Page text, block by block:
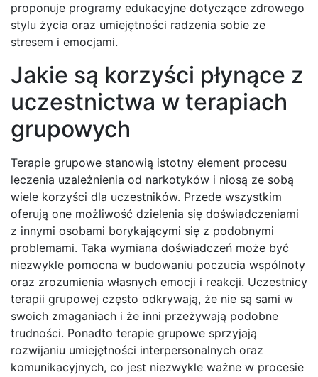
proponuje programy edukacyjne dotyczące zdrowego
stylu życia oraz umiejętności radzenia sobie ze
stresem i emocjami.
Jakie są korzyści płynące z
uczestnictwa w terapiach
grupowych
Terapie grupowe stanowią istotny element procesu
leczenia uzależnienia od narkotyków i niosą ze sobą
wiele korzyści dla uczestników. Przede wszystkim
oferują one możliwość dzielenia się doświadczeniami
z innymi osobami borykającymi się z podobnymi
problemami. Taka wymiana doświadczeń może być
niezwykle pomocna w budowaniu poczucia wspólnoty
oraz zrozumienia własnych emocji i reakcji. Uczestnicy
terapii grupowej często odkrywają, że nie są sami w
swoich zmaganiach i że inni przeżywają podobne
trudności. Ponadto terapie grupowe sprzyjają
rozwijaniu umiejętności interpersonalnych oraz
komunikacyjnych, co jest niezwykle ważne w procesie